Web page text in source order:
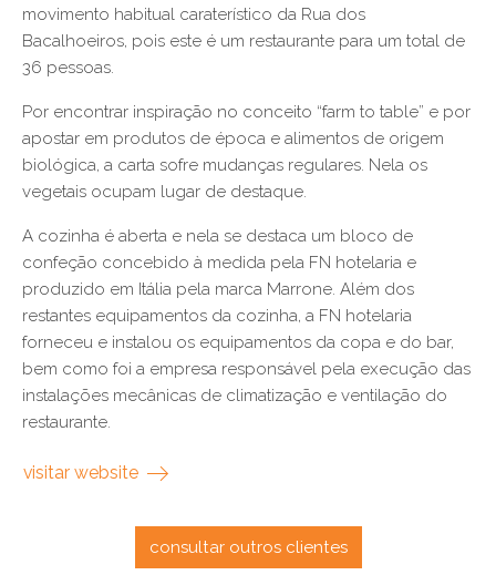
movimento habitual caraterístico da Rua dos
Bacalhoeiros, pois este é um restaurante para um total de
36 pessoas.
Por encontrar inspiração no conceito “farm to table” e por
apostar em produtos de época e alimentos de origem
biológica, a carta sofre mudanças regulares. Nela os
vegetais ocupam lugar de destaque.
A cozinha é aberta e nela se destaca um bloco de
confeção concebido à medida pela FN hotelaria e
produzido em Itália pela marca Marrone. Além dos
restantes equipamentos da cozinha, a FN hotelaria
forneceu e instalou os equipamentos da copa e do bar,
bem como foi a empresa responsável pela execução das
instalações mecânicas de climatização e ventilação do
restaurante.
visitar website
consultar outros clientes